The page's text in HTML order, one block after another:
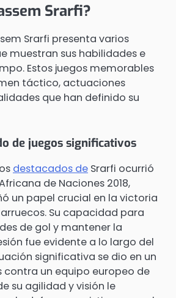
Srarfi?
Srarfi presenta varios
muestran sus habilidades e
Estos juegos memorables
táctico, actuaciones
que han definido su
de juegos significativos
destacados de Srarfi ocurrió
de Naciones 2018,
un papel crucial en la victoria
Su capacidad para
de gol y mantener la
fue evidente a lo largo del
significativa se dio en un
contra un equipo europeo de
su agilidad y visión le